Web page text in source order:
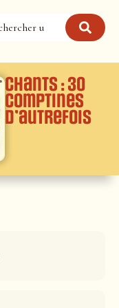
Chants : 30
comptines
d’autrefois